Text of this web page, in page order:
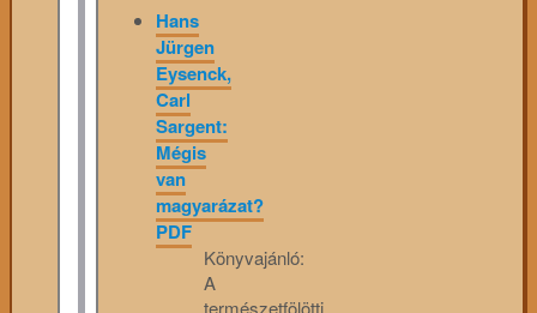
Hans
Jürgen
Eysenck,
Carl
Sargent:
Mégis
van
magyarázat?
PDF
Könyvajánló:
A
természetfölötti